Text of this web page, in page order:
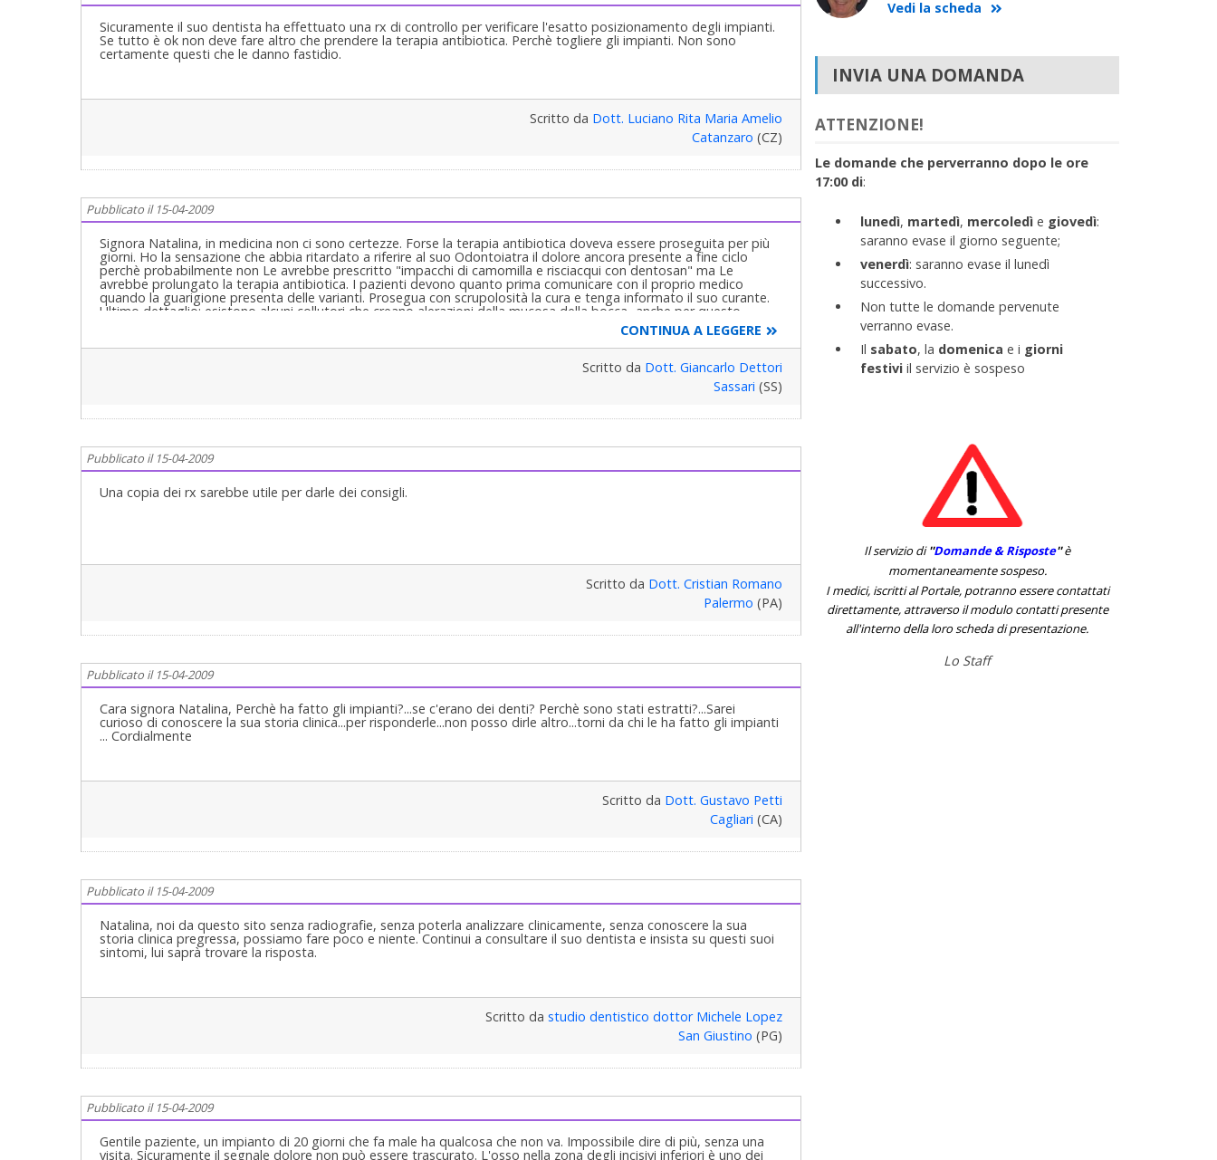
Sicuramente il suo dentista ha effettuato una rx di controllo per verificare l'esatto posizionamento degli impianti.
Se tutto è ok non deve fare altro che prendere la terapia antibiotica. Perchè togliere gli impianti. Non sono
certamente questi che le danno fastidio.
Scritto da Dott. Luciano Rita Maria Amelio
Catanzaro (CZ)
Pubblicato il 15-04-2009
Signora Natalina, in medicina non ci sono certezze. Forse la terapia antibiotica doveva essere proseguita per più
giorni. Ho la sensazione che abbia ritardato a riferire al suo Odontoiatra il dolore ancora presente a fine ciclo
perchè probabilmente non Le avrebbe prescritto "impacchi di camomilla e risciacqui con dentosan" ma Le
avrebbe prolungato la terapia antibiotica. I pazienti devono quanto prima comunicare con il proprio medico
quando la guarigione presenta delle varianti. Prosegua con scrupolosità la cura e tenga informato il suo curante.
Ultimo dettaglio: esistono alcuni collutori che creano alerazioni della mucosa della bocca...anche per questo
CONTINUA A LEGGERE
Scritto da Dott. Giancarlo Dettori
Sassari (SS)
Pubblicato il 15-04-2009
Una copia dei rx sarebbe utile per darle dei consigli.
Scritto da Dott. Cristian Romano
Palermo (PA)
Pubblicato il 15-04-2009
Cara signora Natalina, Perchè ha fatto gli impianti?...se c'erano dei denti? Perchè sono stati estratti?...Sarei
curioso di conoscere la sua storia clinica...per risponderle...non posso dirle altro...torni da chi le ha fatto gli impianti
... Cordialmente
Scritto da Dott. Gustavo Petti
Cagliari (CA)
Pubblicato il 15-04-2009
Natalina, noi da questo sito senza radiografie, senza poterla analizzare clinicamente, senza conoscere la sua
storia clinica pregressa, possiamo fare poco e niente. Continui a consultare il suo dentista e insista su questi suoi
sintomi, lui saprà trovare la risposta.
Scritto da studio dentistico dottor Michele Lopez
San Giustino (PG)
Pubblicato il 15-04-2009
Gentile paziente, un impianto di 20 giorni che fa male ha qualcosa che non va. Impossibile dire di più, senza una
visita. Sicuramente il segnale dolore non può essere trascurato. L'osso nella zona degli incisivi inferiori è uno dei
Vedi la scheda
INVIA UNA DOMANDA
ATTENZIONE!
Le domande che perverranno dopo le ore
17:00 di:
lunedì, martedì, mercoledì e giovedì:
saranno evase il giorno seguente;
venerdì: saranno evase il lunedì
successivo.
Non tutte le domande pervenute
verranno evase.
Il sabato, la domenica e i giorni
festiviil servizio è sospeso
Il servizio di''Domande & Risposte''è
momentaneamente sospeso.
I medici, iscritti al Portale, potranno essere contattati
direttamente, attraverso il modulo contatti presente
all'interno della loro scheda di presentazione.
Lo Staff